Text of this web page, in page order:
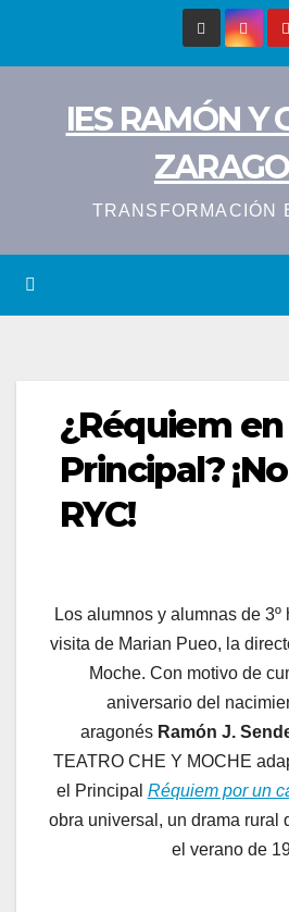
IES RAMÓN Y
TRANSFORMACIÓN
¿Réquiem
Principal?
RYC!
Los alumnos y alumnas de
visita de Marian Pueo, la
Moche. Con motivo de
aniversario del
aragonés Ramón J.
TEATRO CHE Y MOCHE
el Principal Réquiem por un
obra universal, un drama rural
el verano de